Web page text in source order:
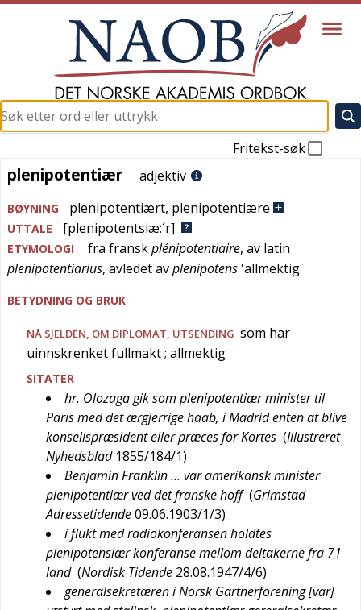
Fritekst-søk
plenipotentiær
plenipotentiær adjektiv
BØYNING plenipotentiært, plenipotentiære
UTTALE [plenipotentsiæ:´r]
ETYMOLOGI fra franskplénipotentiaire, av latin
plenipotentiarius, avledet avplenipotens 'allmektig'
BETYDNING OG BRUK
NÅ SJELDEN, OM DIPLOMAT, UTSENDING som har
uinnskrenket fullmakt; allmektig
SITATER
hr. Olozaga gik som plenipotentiær minister til
Paris med det ærgjerrige haab, i Madrid enten at blive
konseilspræsident eller præces for Kortes (Illustreret
Nyhedsblad 1855/184/1)
Benjamin Franklin … var amerikansk minister
plenipotentiær ved det franske hoff (Grimstad
Adressetidende09.06.1903/1/3)
i flukt med radiokonferansen holdtes
plenipotensiær konferanse mellom deltakerne fra 71
land (Nordisk Tidende 28.08.1947/4/6)
generalsekretæren i Norsk Gartnerforening [var]